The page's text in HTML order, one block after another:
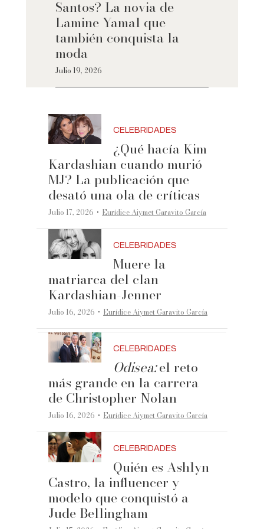
Santos? La novia de
Lamine Yamal que
también conquista la
moda
Julio 19, 2026
CELEBRIDADES
¿Qué hacía Kim
Kardashian cuando murió
MJ? La publicación que
desató una ola de críticas
Julio 17, 2026 ·Eurídice Aiymet Garavito García
CELEBRIDADES
Muere la
matriarca del clan
Kardashian-Jenner
Julio 16, 2026 ·Eurídice Aiymet Garavito García
CELEBRIDADES
Odisea:el reto
más grande en la carrera
de Christopher Nolan
Julio 16, 2026 ·Eurídice Aiymet Garavito García
CELEBRIDADES
Quién es Ashlyn
Castro, la influencer y
modelo que conquistó a
Jude Bellingham